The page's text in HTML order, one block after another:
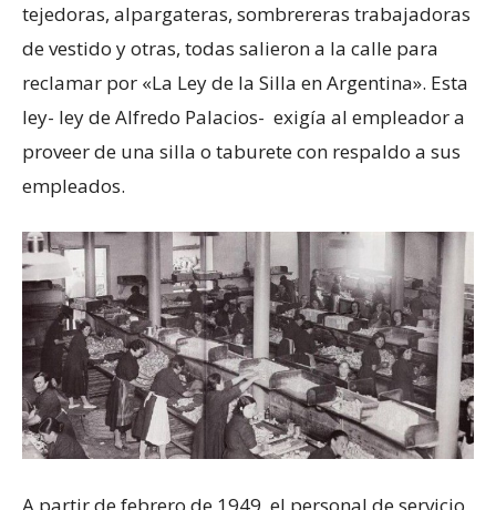
tejedoras, alpargateras, sombrereras trabajadoras
de vestido y otras, todas salieron a la calle para
reclamar por «La Ley de la Silla en Argentina». Esta
ley- ley de Alfredo Palacios- exigía al empleador a
proveer de una silla o taburete con respaldo a sus
empleados.